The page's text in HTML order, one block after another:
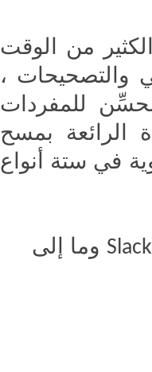
من الوقت
والتصحيحات ،
للمفردات
الرائعة بمسح
النحوية في ستة أنواع
Slack وما إلى